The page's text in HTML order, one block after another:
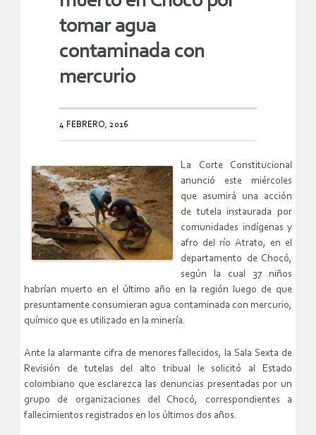
tomar agua
contaminada con
mercurio
4 FEBRERO, 2016
La Corte Constitucional
anunció este miércoles
que asumirá una acción
de tutela instaurada por
comunidades indígenas y
afro del río Atrato, en el
departamento de Chocó,
según la cual 37 niños
habrían muerto en el último año en la región luego de que
presuntamente consumieran agua contaminada con mercurio,
químico que es utilizado en la minería.
Ante la alarmante cifra de menores fallecidos, la Sala Sexta de
Revisión de tutelas del alto tribual le solicitó al Estado
colombiano que esclarezca las denuncias presentadas por un
grupo de organizaciones del Chocó, correspondientes a
fallecimientos registrados en los últimos dos años.